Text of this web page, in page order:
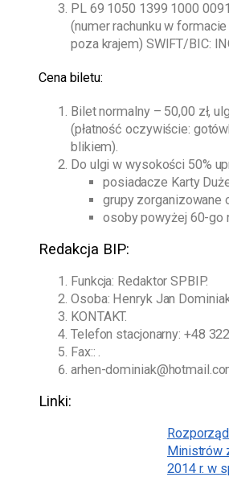
PL 69 1050 1399 1000
(numer rachunku w
poza krajem) SWIFT/BIC:
Cena biletu:
Bilet normalny – 50,00 zł,
(płatność oczywiście:
blikiem).
Do ulgi w wysokości 50%
posiadacze Karty
grupy zorganizowane
osoby powyżej 60-go
Redakcja BIP:
Funkcja: Redaktor SPBIP.
Osoba: Henryk Jan
KONTAKT.
Telefon stacjonarny: +48
Fax:: .
arhen-
Linki:
Ministrów
2014 r. w